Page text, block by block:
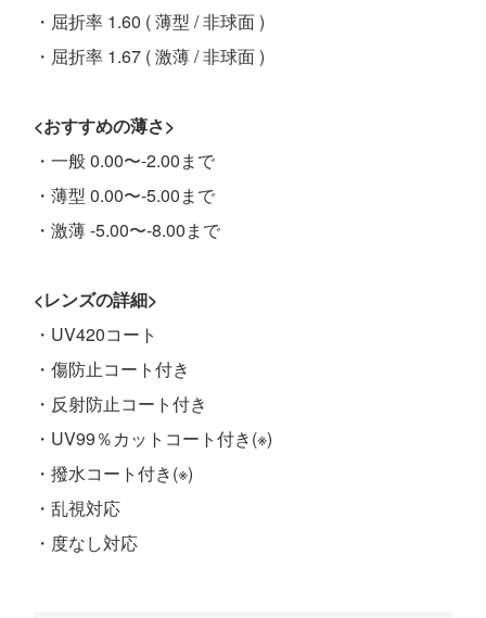
・屈折率 1.60 ( 薄型 / 非球面 )
・屈折率 1.67 ( 激薄 / 非球面 )
<おすすめの薄さ>
・一般 0.00〜-2.00まで
・薄型 0.00〜-5.00まで
・激薄 -5.00〜-8.00まで
<レンズの詳細>
・UV420コート
・傷防止コート付き
・反射防止コート付き
・UV99％カットコート付き(※)
・撥水コート付き(※)
・乱視対応
・度なし対応